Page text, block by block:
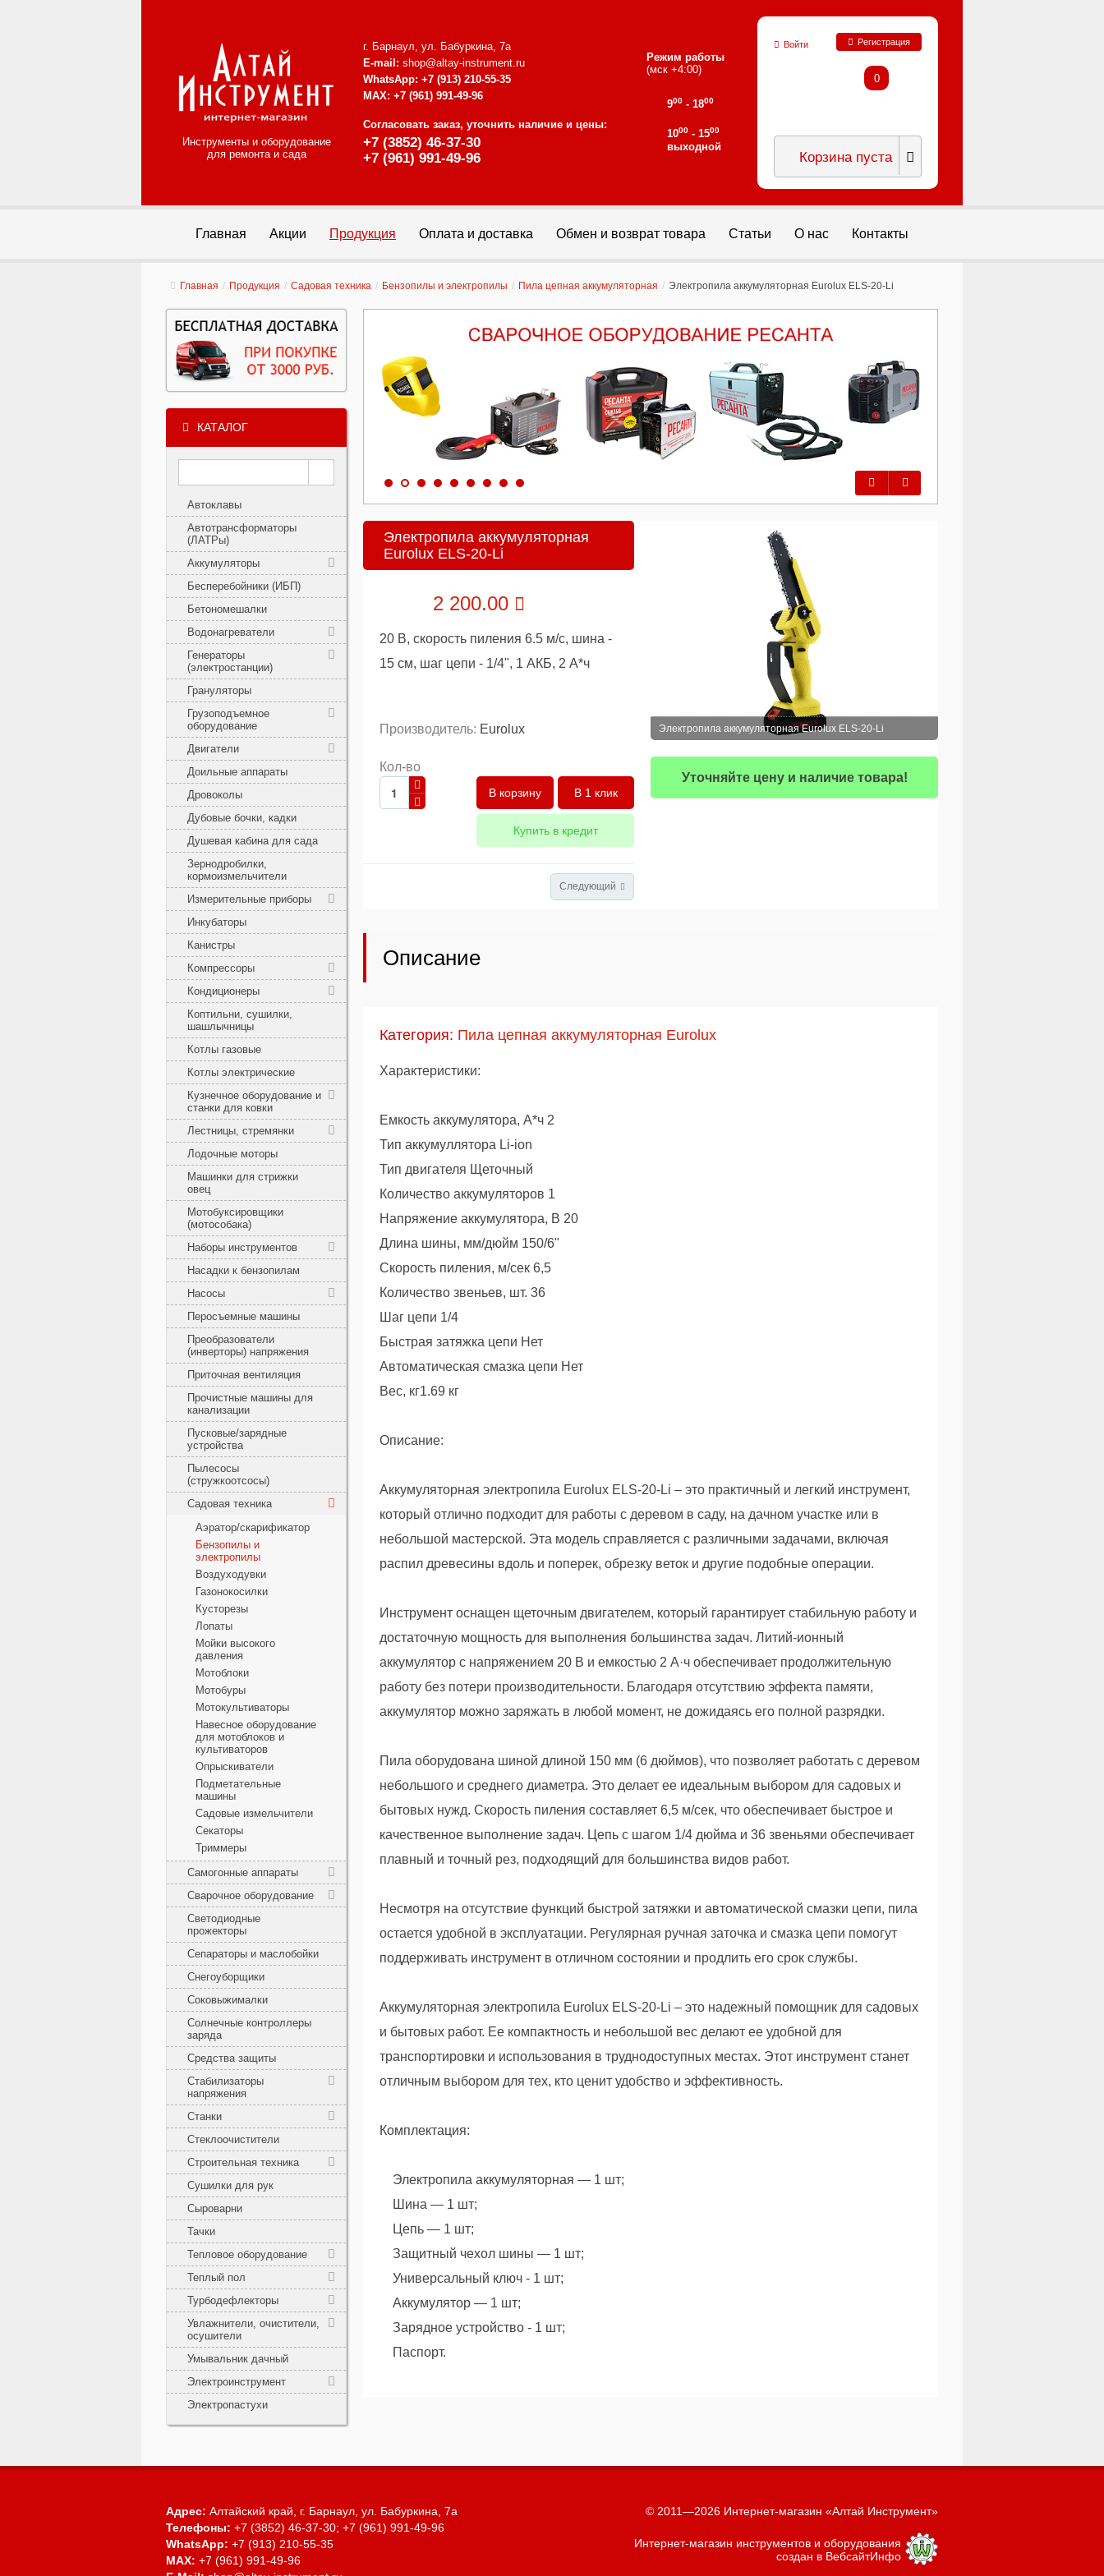
Инструменты и оборудование
для ремонта и сада
г. Барнаул, ул. Бабуркина, 7а
E-mail: shop@altay-instrument.ru
WhatsApp: +7 (913) 210-55-35
MAX: +7 (961) 991-49-96
Согласовать заказ, уточнить наличие и цены:
+7 (3852) 46-37-30
+7 (961) 991-49-96
Режим работы
(мск +4:00)
900 - 1800
1000 - 1500
выходной
Войти Регистрация
0
Корзина пуста
Главная Акции Продукция Оплата и доставка Обмен и возврат товара Статьи О нас Контакты
Главная / Продукция / Садовая техника / Бензопилы и электропилы / Пила цепная аккумуляторная / Электропила аккумуляторная Eurolux ELS-20-Li
КАТАЛОГ
Автоклавы
Автотрансформаторы
(ЛАТРы)
Аккумуляторы
Бесперебойники (ИБП)
Бетономешалки
Водонагреватели
Генераторы
(электростанции)
Грануляторы
Грузоподъемное
оборудование
Двигатели
Доильные аппараты
Дровоколы
Дубовые бочки, кадки
Душевая кабина для сада
Зернодробилки,
кормоизмельчители
Измерительные приборы
Инкубаторы
Канистры
Компрессоры
Кондиционеры
Коптильни, сушилки,
шашлычницы
Котлы газовые
Котлы электрические
Кузнечное оборудование и
станки для ковки
Лестницы, стремянки
Лодочные моторы
Машинки для стрижки
овец
Мотобуксировщики
(мотособака)
Наборы инструментов
Насадки к бензопилам
Насосы
Перосъемные машины
Преобразователи
(инверторы) напряжения
Приточная вентиляция
Прочистные машины для
канализации
Пусковые/зарядные
устройства
Пылесосы
(стружкоотсосы)
Садовая техника
Аэратор/скарификатор
Бензопилы и
электропилы
Воздуходувки
Газонокосилки
Кусторезы
Лопаты
Мойки высокого
давления
Мотоблоки
Мотобуры
Мотокультиваторы
Навесное оборудование
для мотоблоков и
культиваторов
Опрыскиватели
Подметательные
машины
Садовые измельчители
Секаторы
Триммеры
Самогонные аппараты
Сварочное оборудование
Светодиодные
прожекторы
Сепараторы и маслобойки
Снегоуборщики
Соковыжималки
Солнечные контроллеры
заряда
Средства защиты
Стабилизаторы
напряжения
Станки
Стеклоочистители
Строительная техника
Сушилки для рук
Сыроварни
Тачки
Тепловое оборудование
Теплый пол
Турбодефлекторы
Увлажнители, очистители,
осушители
Умывальник дачный
Электроинструмент
Электропастухи
Предыдущий
Следующий
Электропила аккумуляторная
Eurolux ELS-20-Li
2 200.00
20 В, скорость пиления 6.5 м/с, шина -
15 см, шаг цепи - 1/4", 1 АКБ, 2 А*ч
Производитель: Eurolux
Кол-во
В 1 клик
Купить в кредит
Следующий
Электропила аккумуляторная Eurolux ELS-20-Li
Уточняйте цену и наличие товара!
Описание
Категория: Пила цепная аккумуляторная Eurolux
Характеристики:
Емкость аккумулятора, А*ч 2
Тип аккумуллятора Li-ion
Тип двигателя Щеточный
Количество аккумуляторов 1
Напряжение аккумулятора, В 20
Длина шины, мм/дюйм 150/6"
Скорость пиления, м/сек 6,5
Количество звеньев, шт. 36
Шаг цепи 1/4
Быстрая затяжка цепи Нет
Автоматическая смазка цепи Нет
Вес, кг1.69 кг
Описание:
Аккумуляторная электропила Eurolux ELS-20-Li – это практичный и легкий инструмент,
который отлично подходит для работы с деревом в саду, на дачном участке или в
небольшой мастерской. Эта модель справляется с различными задачами, включая
распил древесины вдоль и поперек, обрезку веток и другие подобные операции.
Инструмент оснащен щеточным двигателем, который гарантирует стабильную работу и
достаточную мощность для выполнения большинства задач. Литий-ионный
аккумулятор с напряжением 20 В и емкостью 2 А·ч обеспечивает продолжительную
работу без потери производительности. Благодаря отсутствию эффекта памяти,
аккумулятор можно заряжать в любой момент, не дожидаясь его полной разрядки.
Пила оборудована шиной длиной 150 мм (6 дюймов), что позволяет работать с деревом
небольшого и среднего диаметра. Это делает ее идеальным выбором для садовых и
бытовых нужд. Скорость пиления составляет 6,5 м/сек, что обеспечивает быстрое и
качественное выполнение задач. Цепь с шагом 1/4 дюйма и 36 звеньями обеспечивает
плавный и точный рез, подходящий для большинства видов работ.
Несмотря на отсутствие функций быстрой затяжки и автоматической смазки цепи, пила
остается удобной в эксплуатации. Регулярная ручная заточка и смазка цепи помогут
поддерживать инструмент в отличном состоянии и продлить его срок службы.
Аккумуляторная электропила Eurolux ELS-20-Li – это надежный помощник для садовых
и бытовых работ. Ее компактность и небольшой вес делают ее удобной для
транспортировки и использования в труднодоступных местах. Этот инструмент станет
отличным выбором для тех, кто ценит удобство и эффективность.
Комплектация:
Электропила аккумуляторная — 1 шт;
Шина — 1 шт;
Цепь — 1 шт;
Защитный чехол шины — 1 шт;
Универсальный ключ - 1 шт;
Аккумулятор — 1 шт;
Зарядное устройство - 1 шт;
Паспорт.
Адрес: Алтайский край, г. Барнаул, ул. Бабуркина, 7а
Телефоны: +7 (3852) 46-37-30; +7 (961) 991-49-96
WhatsApp: +7 (913) 210-55-35
MAX: +7 (961) 991-49-96
© 2011—2026 Интернет-магазин «Алтай Инструмент»
Интернет-магазин инструментов и оборудования
создан в ВебсайтИнфо